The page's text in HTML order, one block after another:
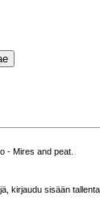
- Mires and peat.
kirjaudu sisään